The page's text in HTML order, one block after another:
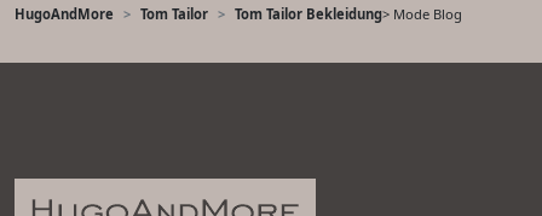
HugoAndMore Tom Tailor Tom Tailor Bekleidung> Mode Blog